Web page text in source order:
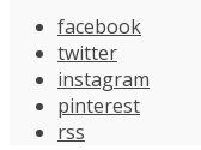
facebook
twitter
instagram
pinterest
rss